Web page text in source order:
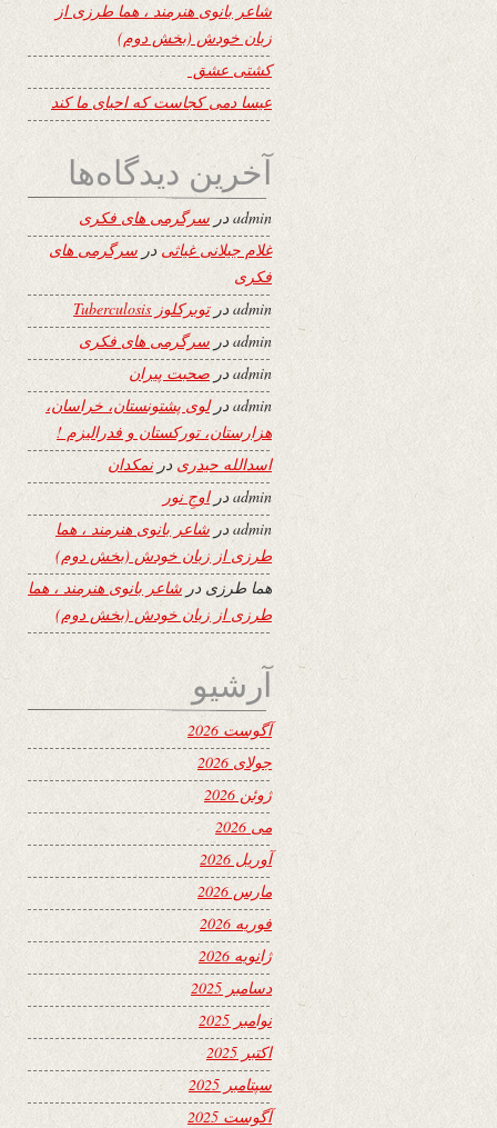
شاعر بانوی هنرمند ، هما طرزی از
زبان خودش (بخش دوم)
کشتی عشق
عیسا دمی کجاست که احیای ما کند
آخرین دیدگاه‌ها
adminدر سرگرمی های فکری
غلام جیلانی غیاثی در سرگرمی های
فکری
adminدرتوبرکلوز Tuberculosis
adminدر سرگرمی های فکری
adminدر صحبت پیران
adminدرلوی پشتونستان، خراسان،
هزارستان، تورکستان و فدرالیزم !
اسدالله حیدری درنمکدان
adminدراوجِ نور
adminدر شاعر بانوی هنرمند ، هما
طرزی از زبان خودش (بخش دوم)
هما طرزی در شاعر بانوی هنرمند ، هما
طرزی از زبان خودش (بخش دوم)
آرشیو
آگوست 2026
جولای 2026
ژوئن 2026
می 2026
آوریل 2026
مارس 2026
فوریه 2026
ژانویه 2026
دسامبر 2025
نوامبر 2025
اکتبر 2025
سپتامبر 2025
آگوست 2025